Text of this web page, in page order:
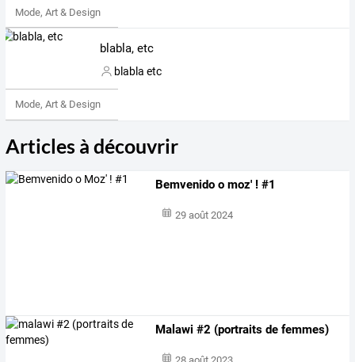
Mode, Art & Design
blabla, etc
blabla etc
Mode, Art & Design
Articles à découvrir
Bemvenido o moz' ! #1
29 août 2024
Malawi #2 (portraits de femmes)